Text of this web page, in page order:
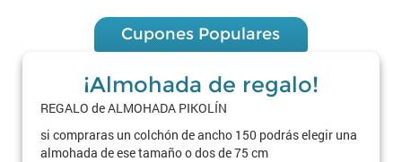
Cupones Populares
¡Almohada de regalo!
REGALO de ALMOHADA PIKOLÍN
si compraras un colchón de ancho 150 podrás elegir una
almohada de ese tamaño o dos de 75 cm